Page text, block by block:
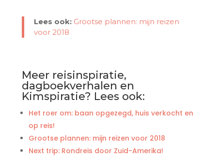
Lees ook: Grootse plannen: mijn reizen
voor 2018
Meer reisinspiratie,
dagboekverhalen en
Kimspiratie? Lees ook:
Het roer om: baan opgezegd, huis verkocht en
op reis!
Grootse plannen: mijn reizen voor 2018
Next trip: Rondreis door Zuid-Amerika!